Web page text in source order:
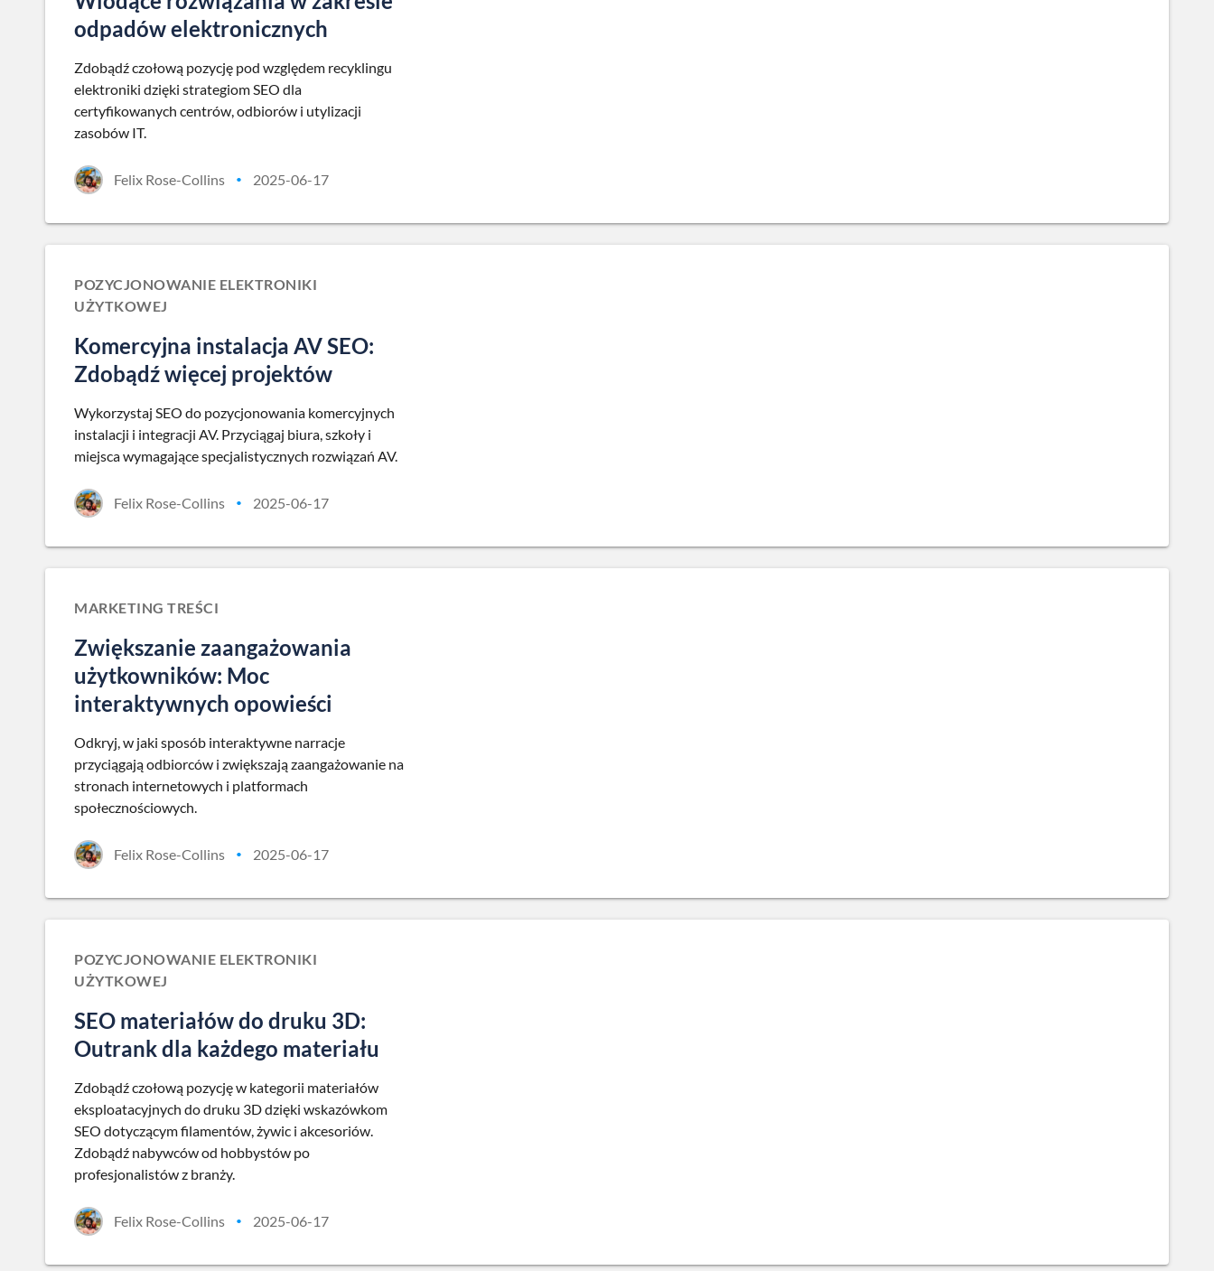
odpadów elektronicznych
Zdobądź czołową pozycję pod względem recyklingu
elektroniki dzięki strategiom SEO dla
certyfikowanych centrów, odbiorów i utylizacji
zasobów IT.
Felix Rose-Collins • 2025-06-17
POZYCJONOWANIE ELEKTRONIKI
UŻYTKOWEJ
Komercyjna instalacja AV SEO:
Zdobądź więcej projektów
Wykorzystaj SEO do pozycjonowania komercyjnych
instalacji i integracji AV. Przyciągaj biura, szkoły i
miejsca wymagające specjalistycznych rozwiązań AV.
Felix Rose-Collins • 2025-06-17
MARKETING TREŚCI
Zwiększanie zaangażowania
użytkowników: Moc
interaktywnych opowieści
Odkryj, w jaki sposób interaktywne narracje
przyciągają odbiorców i zwiększają zaangażowanie na
stronach internetowych i platformach
społecznościowych.
Felix Rose-Collins • 2025-06-17
POZYCJONOWANIE ELEKTRONIKI
UŻYTKOWEJ
SEO materiałów do druku 3D:
Outrank dla każdego materiału
Zdobądź czołową pozycję w kategorii materiałów
eksploatacyjnych do druku 3D dzięki wskazówkom
SEO dotyczącym filamentów, żywic i akcesoriów.
Zdobądź nabywców od hobbystów po
profesjonalistów z branży.
Felix Rose-Collins • 2025-06-17